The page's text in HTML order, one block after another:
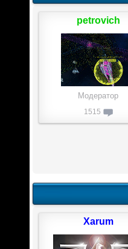
petrovich
Модератор
1515
Xarum